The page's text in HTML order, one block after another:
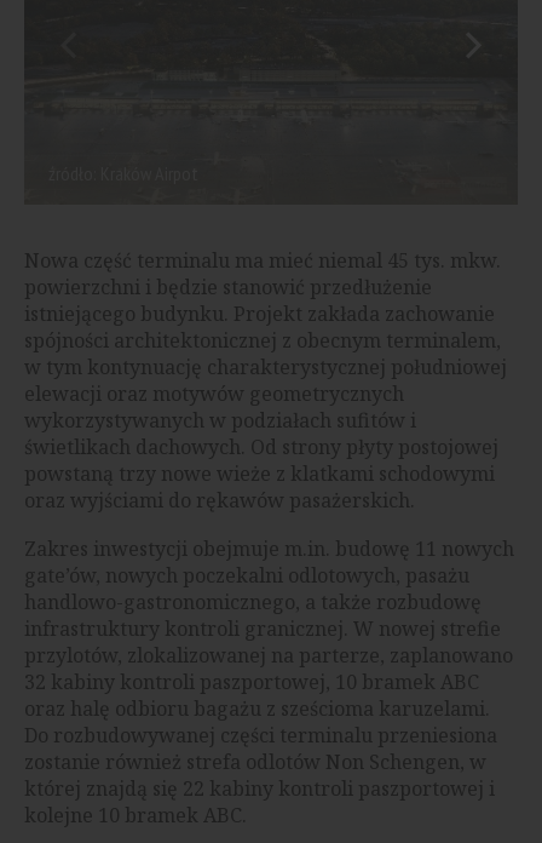
Nowa część terminalu ma mieć niemal 45 tys. mkw.
powierzchni i będzie stanowić przedłużenie
istniejącego budynku. Projekt zakłada zachowanie
spójności architektonicznej z obecnym terminalem,
w tym kontynuację charakterystycznej południowej
elewacji oraz motywów geometrycznych
wykorzystywanych w podziałach sufitów i
świetlikach dachowych. Od strony płyty postojowej
powstaną trzy nowe wieże z klatkami schodowymi
oraz wyjściami do rękawów pasażerskich.
Zakres inwestycji obejmuje m.in. budowę 11 nowych
gate’ów, nowych poczekalni odlotowych, pasażu
handlowo-gastronomicznego, a także rozbudowę
infrastruktury kontroli granicznej. W nowej strefie
przylotów, zlokalizowanej na parterze, zaplanowano
32 kabiny kontroli paszportowej, 10 bramek ABC
oraz halę odbioru bagażu z sześcioma karuzelami.
Do rozbudowywanej części terminalu przeniesiona
zostanie również strefa odlotów Non Schengen, w
której znajdą się 22 kabiny kontroli paszportowej i
kolejne 10 bramek ABC.